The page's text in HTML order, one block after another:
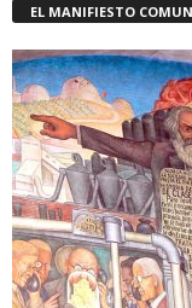
EL MANIFIESTO